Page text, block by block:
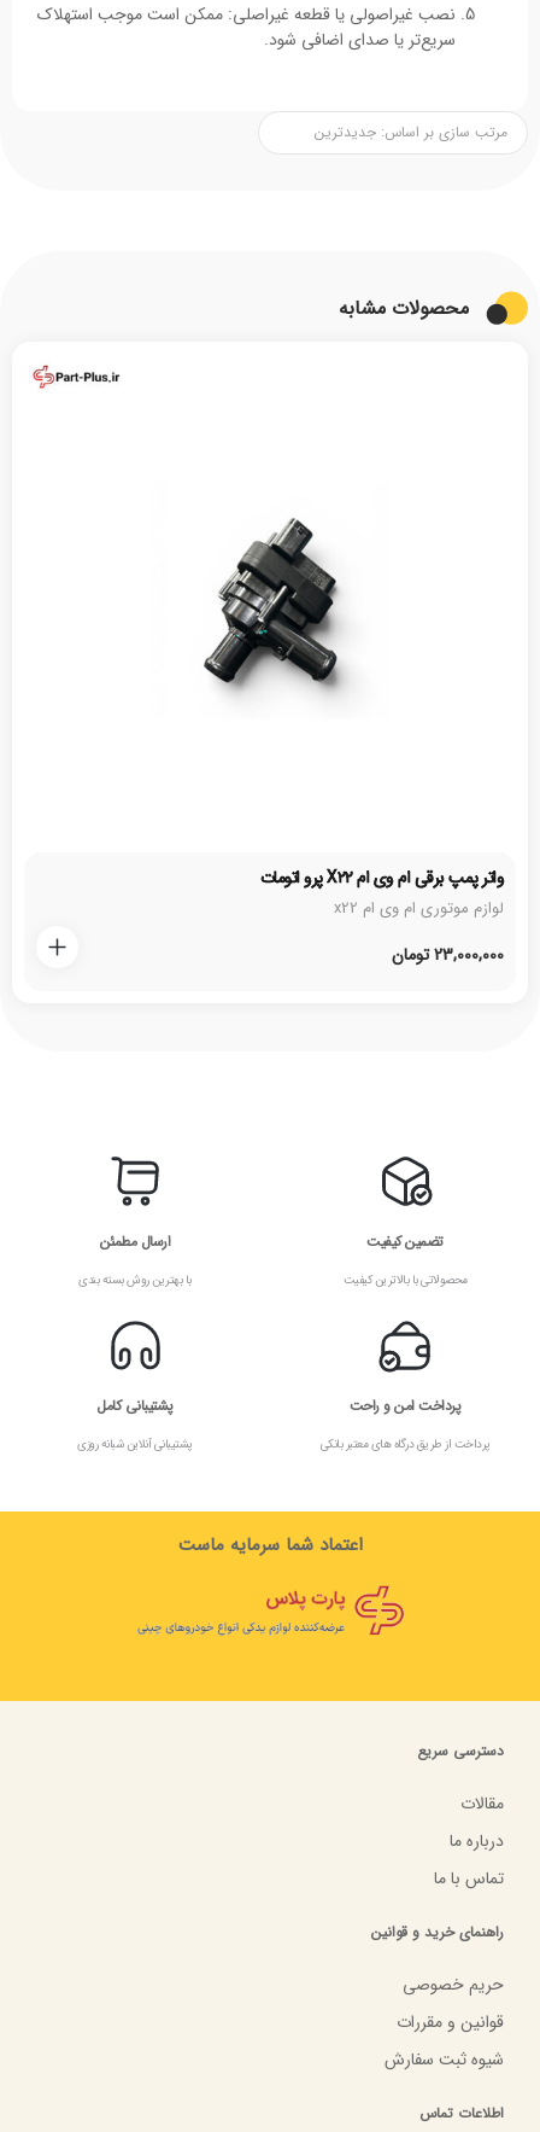
نصب غیراصولی یا قطعه غیراصلی: ممکن است موجب استهلاک
سریع‌تر یا صدای اضافی شود.
محصولات مشابه
واتر پمپ برقی ام وی ام X۲۲ پرو اتومات
لوازم موتوری ام وی ام x22
23,000,000تومان
تضمین کیفیت
محصولاتی با بالاترین کیفیت
ارسال مطمئن
با بهترین روش بسته بندی
پرداخت امن و راحت
پرداخت از طریق درگاه های معتبر بانکی
پشتیبانی کامل
پشتیبانی آنلاین شبانه روزی
اعتماد شما سرمایه ماست
دسترسی سریع
مقالات
درباره ما
تماس با ما
راهنمای خرید و قوانین
حریم خصوصی
قوانین و مقررات
شیوه ثبت سفارش
اطلاعات تماس